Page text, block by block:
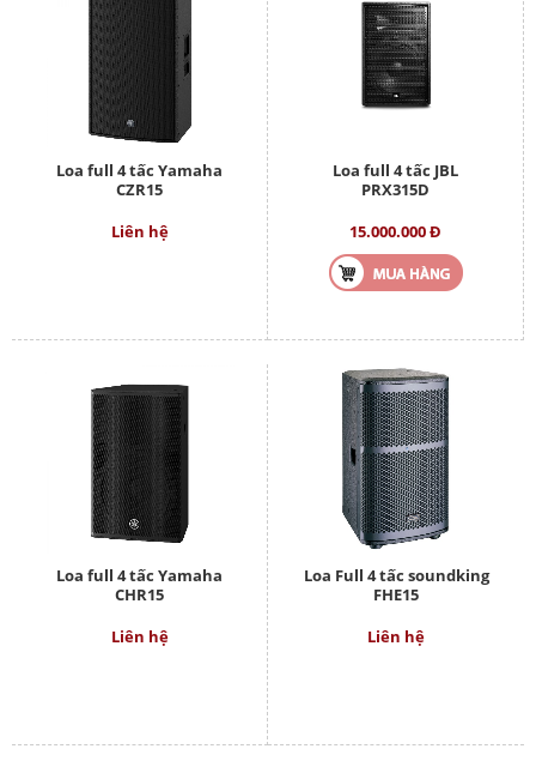
Loa full 4 tấc Yamaha
CZR15
Liên hệ
Loa full 4 tấc JBL
PRX315D
15.000.000 Đ
Loa full 4 tấc Yamaha
CHR15
Liên hệ
Loa Full 4 tấc soundking
FHE15
Liên hệ